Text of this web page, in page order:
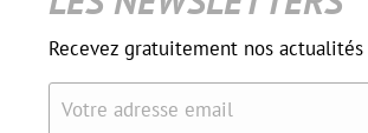
Recevez gratuitement nos
Votre adresse email